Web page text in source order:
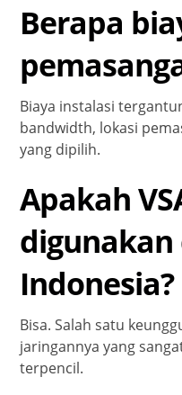
Berapa
Biaya instalasi
bandwidth, lokasi
yang dipilih.
Apakah
Indonesia?
Bisa. Salah satu
jaringannya yang
terpencil.